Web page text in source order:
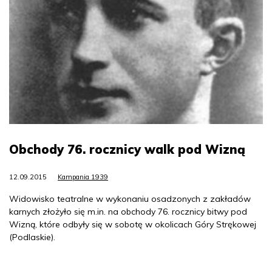
Obchody 76. rocznicy walk pod Wizną
12.09.2015 Kampania 1939
Widowisko teatralne w wykonaniu osadzonych z zakładów
karnych złożyło się m.in. na obchody 76. rocznicy bitwy pod
Wizną, które odbyły się w sobotę w okolicach Góry Strękowej
(Podlaskie).